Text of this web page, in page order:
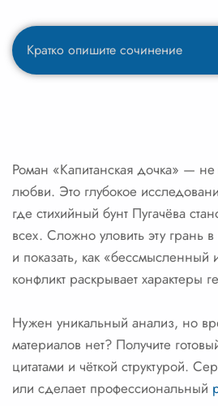
Роман «Капитанская дочка» — не
любви. Это глубокое
где стихийный бунт Пугачёва
всех. Сложно уловить эту грань
и показать, как
конфликт раскрывает характеры
Нужен уникальный анализ, но
материалов нет? Получите
цитатами и чёткой структурой.
или сделает профессиональный